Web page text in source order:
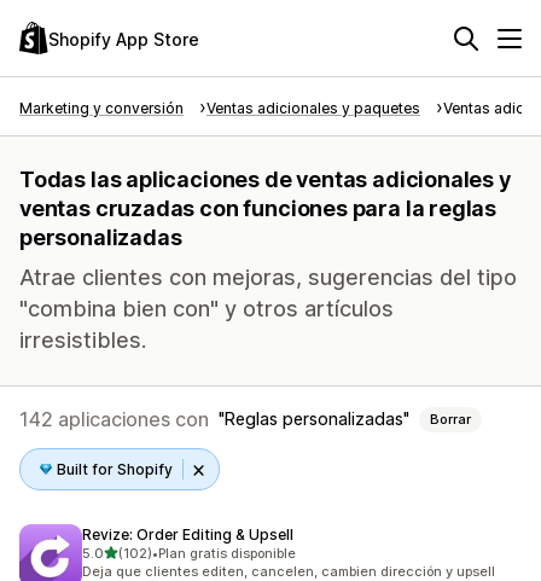
Shopify App Store
Marketing y conversión Ventas adicionales y paquetes Ventas
Todas las aplicaciones de ventas adicionales y
ventas cruzadas con funciones para la reglas
personalizadas
Atrae clientes con mejoras, sugerencias del tipo
"combina bien con" y otros artículos
irresistibles.
142 aplicaciones con Reglas personalizadas Borrar
Built for Shopify
Revize: Order Editing & Upsell
5.0de 5 estrellas
(102)
102 reseñas en total
•Plan gratis disponible
Deja que clientes editen, cancelen, cambien dirección y upsell